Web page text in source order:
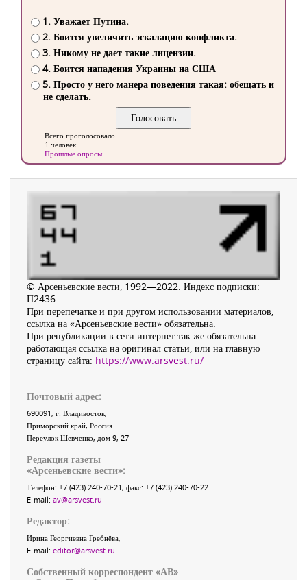
1. Уважает Путина.
2. Боится увеличить эскалацию конфликта.
3. Никому не дает такие лицензии.
4. Боится нападения Украины на США
5. Просто у него манера поведения такая: обещать и
не сделать.
Всего проголосовало
1 человек
Прошлые опросы
© Арсеньевские вести, 1992—2022. Индекс подписки:
П2436
При перепечатке и при другом использовании материалов,
ссылка на «Арсеньевские вести» обязательна.
При републикации в сети интернет так же обязательна
работающая ссылка на оригинал статьи, или на главную
страницу сайта: https://www.arsvest.ru/
Почтовый адрес:
690091, г. Владивосток,
Приморский край, Россия
Переулок Шевченко, дом 9, 27
Редакция газеты
«Арсеньевские вести»:
Телефон: +7 (423) 240-70-21, факс: +7 (423) 240-70-22
E-mail: av@arsvest.ru
Редактор:
Ирина Георгиевна Гребнёва,
E-mail: editor@arsvest.ru
Собственный корреспондент «АВ»